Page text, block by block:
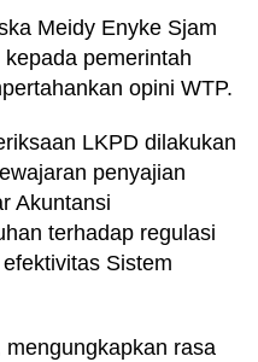
Meidy Enyke Sjam
pemerintah
opini WTP.
LKPD dilakukan
penyajian
Akuntansi
terhadap regulasi
Sistem
rasa